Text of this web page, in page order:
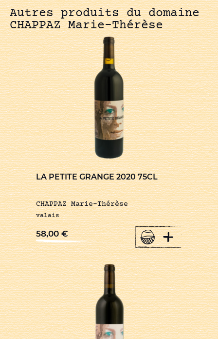
Autres produits du domaine
CHAPPAZ Marie-Thérèse
LA PETITE GRANGE 2020 75CL
CHAPPAZ Marie-Thérèse
valais
58,00€ +